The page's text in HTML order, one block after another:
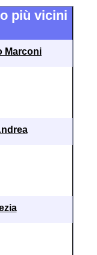
più vicini
Marconi